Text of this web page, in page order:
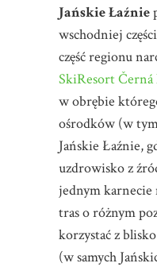
Jańskie Łaźnie
wschodniej
część regionu
SkiResort Černá
w obrębie
ośrodków (w
Jańskie Łaźnie,
uzdrowisko z
jednym karnecie
tras o różnym
korzystać z
(w samych